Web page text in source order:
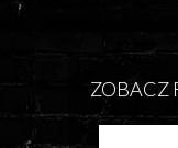
ZOBACZ